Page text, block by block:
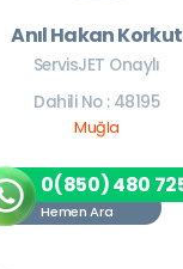
Anıl Hakan Korkut
ServisJET Onaylı
Dahili No : 48195
Muğla
0(850) 480
Hemen Ara